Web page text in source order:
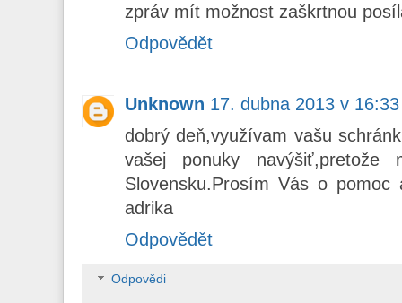
zpráv mít možnost zaškrtnou
Odpovědět
Unknown 17. dubna 2013 v 16:33
dobrý deň,využívam vašu
vašej ponuky
Slovensku.Prosím Vás o pomoc
adrika
Odpovědět
Odpovědi